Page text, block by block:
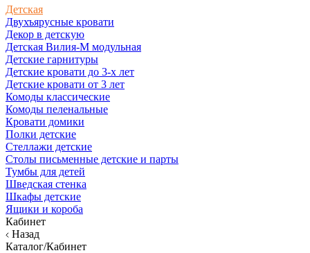
Детская
Двухъярусные кровати
Декор в детскую
Детская Вилия-М модульная
Детские гарнитуры
Детские кровати до 3-х лет
Детские кровати от 3 лет
Комоды классические
Комоды пеленальные
Кровати домики
Полки детские
Стеллажи детские
Столы письменные детские и парты
Тумбы для детей
Шведская стенка
Шкафы детские
Ящики и короба
Кабинет
Назад
Каталог/Кабинет